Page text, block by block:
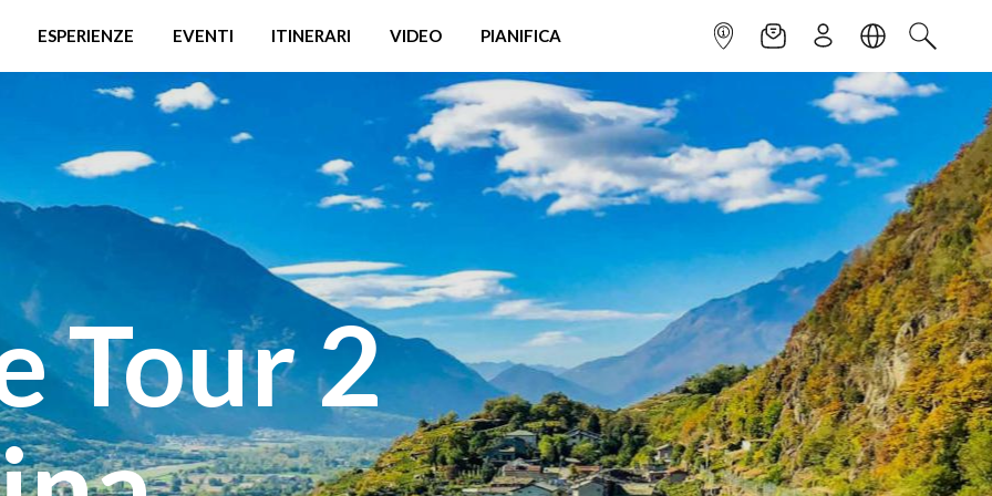
ESPERIENZE EVENTI ITINERARI VIDEO PIANIFICA INFOPOINTNEWSLETTER
ISCRIVITILINGUACERCA
Tour 2